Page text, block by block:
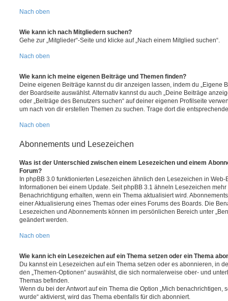
Nach oben
Wie kann ich nach Mitgliedern suchen?
Gehe zur „Mitglieder“-Seite und klicke auf „Nach einem Mitglied suchen“.
Nach oben
Wie kann ich meine eigenen Beiträge und Themen finden?
Deine eigenen Beiträge kannst du dir anzeigen lassen, indem du „Eigene
der Boardseite auswählst. Alternativ kannst du auch „Deine Beiträge
oder „Beiträge des Benutzers suchen“ auf deiner eigenen Profilseite
um nach von dir erstellen Themen zu suchen. Trage dort die
Nach oben
Abonnements und Lesezeichen
Was ist der Unterschied zwischen einem Lesezeichen und einem
Forum?
In phpBB 3.0 funktionierten Lesezeichen ähnlich den Lesezeichen in
Informationen bei einem Update. Seit phpBB 3.1 ähneln Lesezeichen
Benachrichtigung erhalten, wenn ein Thema aktualisiert wird.
einer Aktualisierung eines Themas oder eines Forums des Boards. Die
Lesezeichen und Abonnements können im persönlichen Bereich unter
geändert werden.
Nach oben
Wie kann ich ein Lesezeichen auf ein Thema setzen oder ein Thema
Du kannst ein Lesezeichen auf ein Thema setzen oder es abonnieren, in
den „Themen-Optionen“ auswählst, die sich normalerweise ober- und
Themas befinden.
Wenn du bei der Antwort auf ein Thema die Option „Mich benachrichtigen,
wurde“ aktivierst, wird das Thema ebenfalls für dich abonniert.